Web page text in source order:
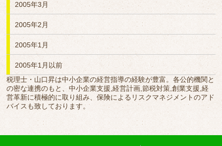
2005年3月
2005年2月
2005年1月
2005年1月以前
税理士・山口昇は中小企業の経営指導の経験が豊富。各公的機関と
の密な連携のもと、中小企業支援,経営計画,節税対策,創業支援,経
営革新に積極的に取り組み、保険によるリスクマネジメントのアド
バイスも致しております。